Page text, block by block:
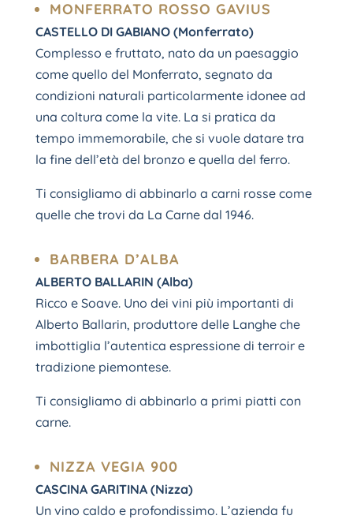
MONFERRATO ROSSO GAVIUS
CASTELLO DI GABIANO (Monferrato)
Complesso e fruttato, nato da un paesaggio
come quello del Monferrato, segnato da
condizioni naturali particolarmente idonee ad
una coltura come la vite. La si pratica da
tempo immemorabile, che si vuole datare tra
la fine dell’età del bronzo e quella del ferro.
Ti consigliamo di abbinarlo a carni rosse come
quelle che trovi da La Carne dal 1946.
BARBERA D’ALBA
ALBERTO BALLARIN (Alba)
Ricco e Soave. Uno dei vini più importanti di
Alberto Ballarin, produttore delle Langhe che
imbottiglia l’autentica espressione di terroir e
tradizione piemontese.
Ti consigliamo di abbinarlo a primi piatti con
carne.
NIZZA VEGIA 900
CASCINA GARITINA (Nizza)
Un vino caldo e profondissimo. L’azienda fu